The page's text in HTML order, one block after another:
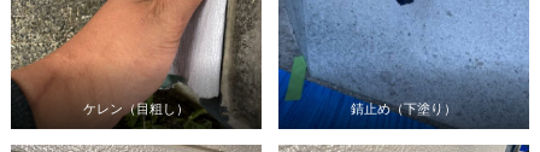
ケレン（目粗し） 錆止め（下塗り）